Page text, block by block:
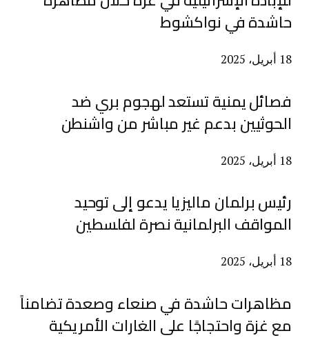
حاشدة في نواكشوط
18 أبريل، 2025
فصائل يمنية تستعد لهجوم بري ضد
الحوثيين بدعم غير مباشر من واشنطن
18 أبريل، 2025
رئيس برلمان ماليزيا يدعو إلى توحيد
المواقف البرلمانية نصرة لفلسطين
18 أبريل، 2025
مظاهرات حاشدة في صنعاء وصعدة تضامناً
مع غزة واحتجاجًا على الغارات الأمريكية